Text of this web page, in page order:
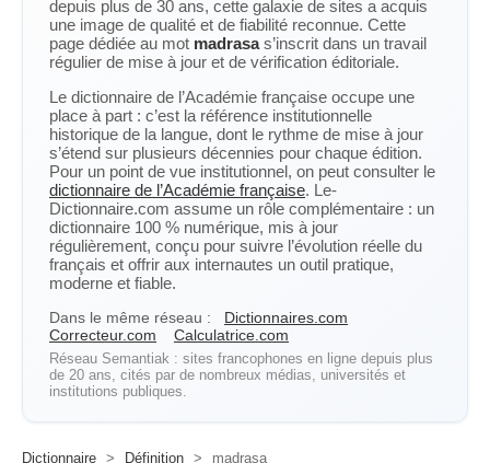
depuis plus de 30 ans, cette galaxie de sites a acquis
une image de qualité et de fiabilité reconnue. Cette
page dédiée au mot madrasas’inscrit dans un travail
régulier de mise à jour et de vérification éditoriale.
Le dictionnaire de l’Académie française occupe une
place à part : c’est la référence institutionnelle
historique de la langue, dont le rythme de mise à jour
s’étend sur plusieurs décennies pour chaque édition.
Pour un point de vue institutionnel, on peut consulter le
dictionnaire de l’Académie française. Le-
Dictionnaire.com assume un rôle complémentaire : un
dictionnaire 100 % numérique, mis à jour
régulièrement, conçu pour suivre l’évolution réelle du
français et offrir aux internautes un outil pratique,
moderne et fiable.
Dans le même réseau :
Dictionnaires.com
Correcteur.com
Calculatrice.com
Réseau Semantiak : sites francophones en ligne depuis plus
de 20 ans, cités par de nombreux médias, universités et
institutions publiques.
Dictionnaire > Définition > madrasa